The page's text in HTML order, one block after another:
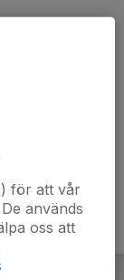
för att vår
används
oss att